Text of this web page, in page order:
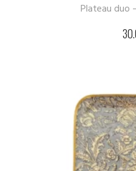
Plateau duo